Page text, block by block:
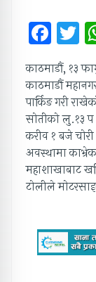
काठमाडौं, १३
काठमाडौं
पार्किङ गरी
सोतीको लु.१३ प
करीव १ बजे चोरी
अवस्थामा
महाशाखाबाट
टोलीले